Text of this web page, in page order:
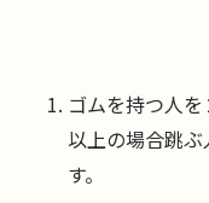
ゴムを持つ人
以上の場合跳
す。